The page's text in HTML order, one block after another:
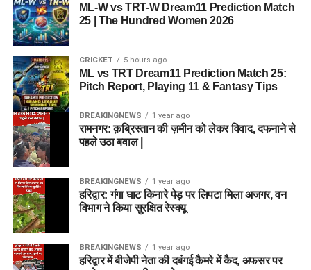
ML-W vs TRT-W Dream11 Prediction Match
25 | The Hundred Women 2026
CRICKET 5 hours ago
ML vs TRT Dream11 Prediction Match 25:
Pitch Report, Playing 11 & Fantasy Tips
BREAKINGNEWS 1 year ago
रामनगर: क़ब्रिस्तान की ज़मीन को लेकर विवाद, दफनाने से
पहले उठा बवाल |
BREAKINGNEWS 1 year ago
हरिद्वार: गंगा घाट किनारे पेड़ पर लिपटा मिला अजगर, वन
विभाग ने किया सुरक्षित रेस्क्यू
BREAKINGNEWS 1 year ago
हरिद्वार में बीजेपी नेता की दबंगई कैमरे में कैद, अफसर पर